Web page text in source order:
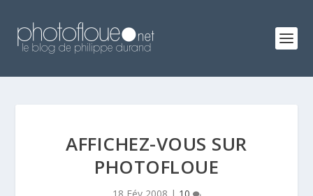
AFFICHEZ-VOUS SUR
PHOTOFLOUE